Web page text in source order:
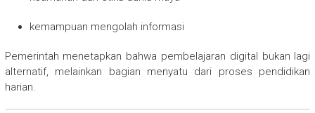
kemampuan mengolah informasi
Pemerintah menetapkan bahwa pembelajaran digital bukan lagi
alternatif, melainkan bagian menyatu dari proses pendidikan
harian.